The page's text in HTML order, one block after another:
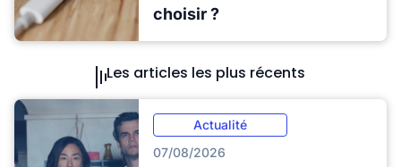
choisir ?
Les articles les plus récents
Actualité
07/08/2026